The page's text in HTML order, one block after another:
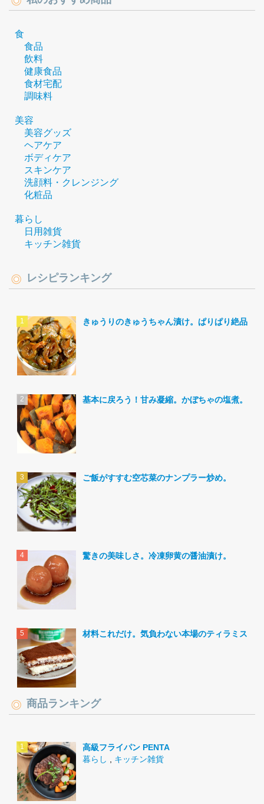
食
食品
飲料
健康食品
食材宅配
調味料
美容
美容グッズ
ヘアケア
ボディケア
スキンケア
洗顔料・クレンジング
化粧品
暮らし
日用雑貨
キッチン雑貨
レシピランキング
きゅうりのきゅうちゃん漬け。ぱりぱり絶品。
基本に戻ろう！甘み凝縮。かぼちゃの塩煮。
ご飯がすすむ空芯菜のナンプラー炒め。
驚きの美味しさ。冷凍卵黄の醤油漬け。
材料これだけ。気負わない本場のティラミス。
商品ランキング
高級フライパン PENTA
暮らし
キッチン雑貨